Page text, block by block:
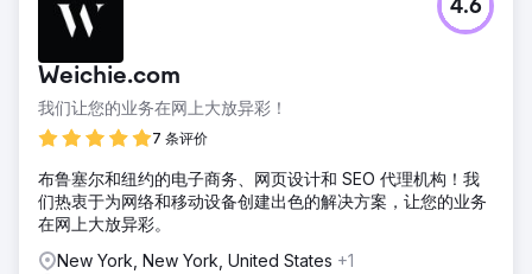
Weichie.com
我们让您的业务在网上大放异彩！
7 条评价
4.6
布鲁塞尔和纽约的电子商务、网页设计和 SEO 代理机构！我
们热衷于为网络和移动设备创建出色的解决方案，让您的业务
在网上大放异彩。
New York, New York, United States +1